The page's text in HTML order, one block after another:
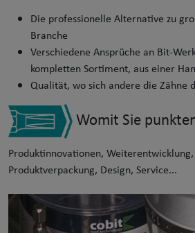
Die professionelle Alternative zu
Branche
Verschiedene Ansprüche an Bit-
kompletten Sortiment, aus einer
Qualität, wo sich andere die Zähne
Womit Sie
Produktinnovationen, Weiterentwicklung,
Produktverpackung, Design, Service...